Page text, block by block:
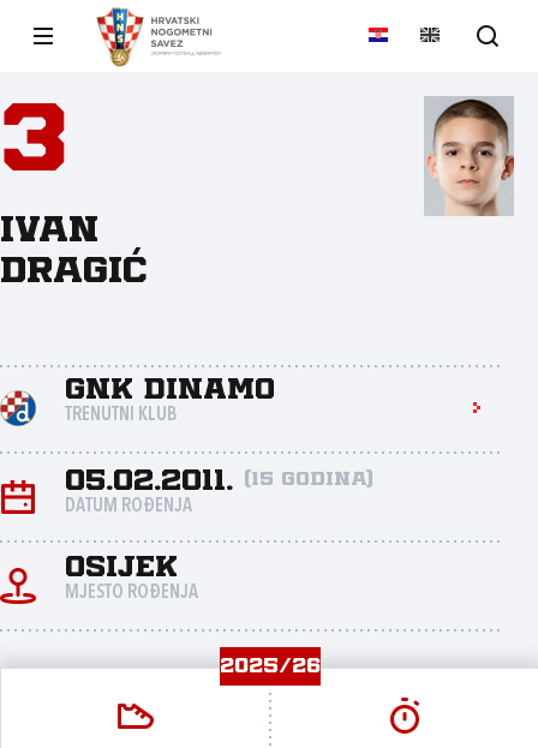
3
Ivan
Dragić
GNK Dinamo
TRENUTNI KLUB
05.02.2011. (15 godina)
DATUM ROĐENJA
Osijek
MJESTO ROĐENJA
2025/26